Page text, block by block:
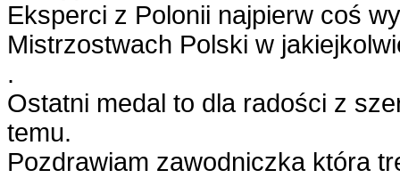
Eksperci z Polonii najpierw coś
Mistrzostwach Polski w
.
Ostatni medal to dla radości z
temu.
Pozdrawiam zawodniczka która